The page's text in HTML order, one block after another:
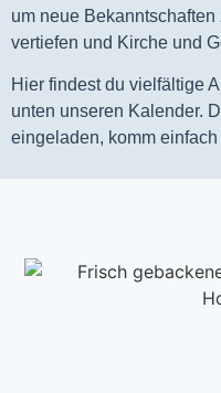
um neue
vertiefen und Kirche und
Hier findest du vielfältige
unten unseren Kalender.
eingeladen, komm einfach